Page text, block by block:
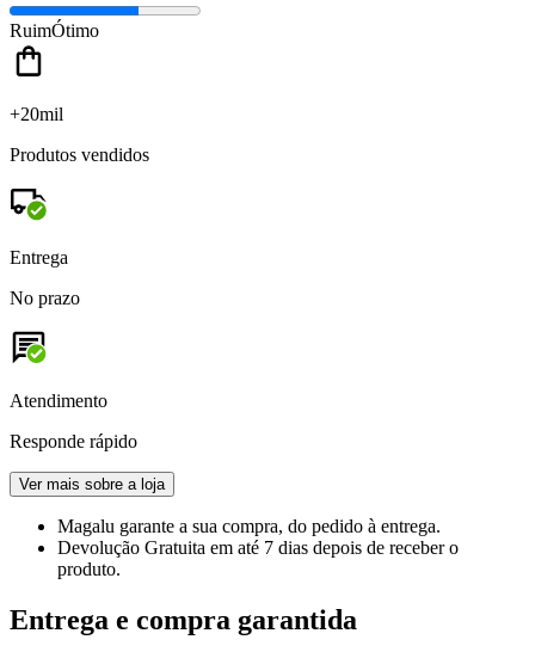
RuimÓtimo
+20mil
Produtos vendidos
Entrega
No prazo
Atendimento
Responde rápido
Ver mais sobre a loja
Magalu garante a sua compra, do pedido à entrega.
Devolução Gratuita em até 7 dias depois de receber o
produto.
Entrega e compra garantida